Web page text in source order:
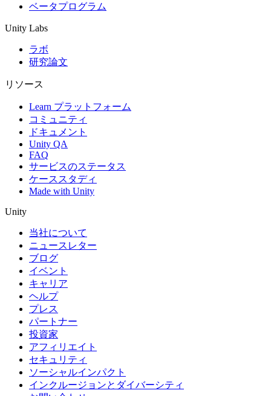
ベータプログラム
Unity Labs
ラボ
研究論文
リソース
Learn プラットフォーム
コミュニティ
ドキュメント
Unity QA
FAQ
サービスのステータス
ケーススタディ
Made with Unity
Unity
当社について
ニュースレター
ブログ
イベント
キャリア
ヘルプ
プレス
パートナー
投資家
アフィリエイト
セキュリティ
ソーシャルインパクト
インクルージョンとダイバーシティ